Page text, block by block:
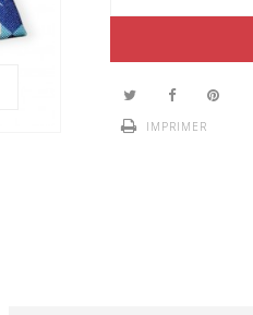
IMPRIMER